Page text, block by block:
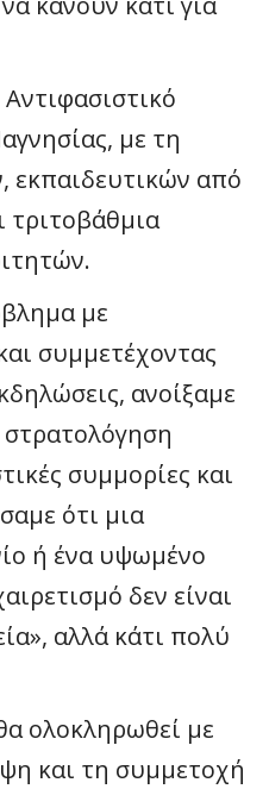
με τη
εκπαιδευτικών από
τριτοβάθμια
με
συμμετέχοντας
ανοίξαμε
στρατολόγηση
συμμορίες και
ότι μια
ή ένα υψωμένο
δεν είναι
αλλά κάτι πολύ
ολοκληρωθεί με
και τη συμμετοχή